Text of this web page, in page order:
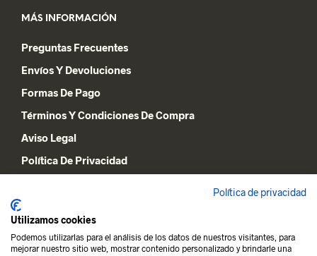
MÁS INFORMACIÓN
Preguntas Frecuentes
Envíos Y Devoluciones
Formas De Pago
Términos Y Condiciones De Compra
Aviso Legal
Política De Privacidad
Política de privacidad
Utilizamos cookies
Podemos utilizarlas para el análisis de los datos de nuestros visitantes, para
mejorar nuestro sitio web, mostrar contenido personalizado y brindarle una